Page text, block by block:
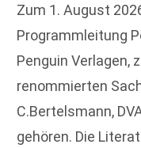
Zum 1. August
Programmleitung
Penguin Verlagen,
renommierten
C.Bertelsmann,
gehören. Die